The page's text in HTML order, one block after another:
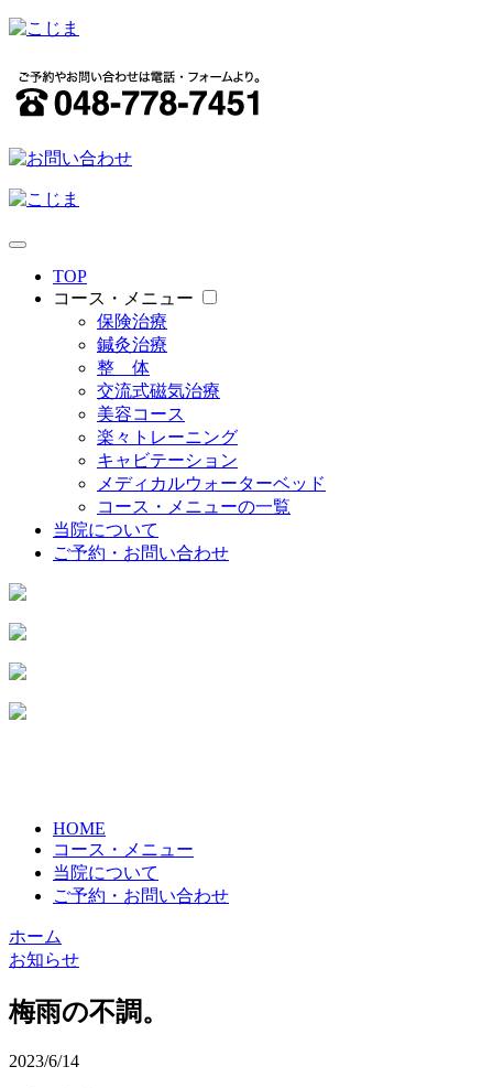
TOP
コース・メニュー
保険治療
鍼灸治療
整 体
交流式磁気治療
美容コース
楽々トレーニング
キャビテーション
メディカルウォーターベッド
コース・メニューの一覧
当院について
ご予約・お問い合わせ
HOME
コース・メニュー
当院について
ご予約・お問い合わせ
ホーム
お知らせ
梅雨の不調。
2023/6/14